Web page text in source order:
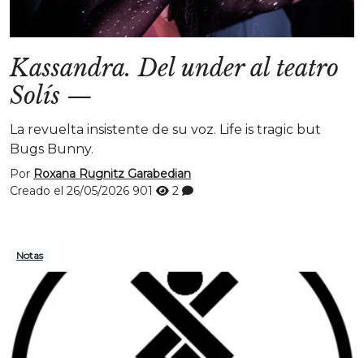
Kassandra. Del under al teatro
Solís —
La revuelta insistente de su voz. Life is tragic but
Bugs Bunny.
Por Roxana Rugnitz Garabedian
Creado el 26/05/2026 901 2
Notas